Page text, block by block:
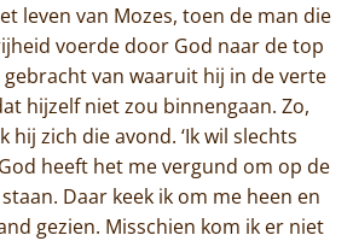
leven van Mozes, toen de man die
voerde door God naar de top
van waaruit hij in de verte
hijzelf niet zou binnengaan. Zo,
hij zich die avond. ‘Ik wil slechts
heeft het me vergund om op de
Daar keek ik om me heen en
gezien. Misschien kom ik er niet